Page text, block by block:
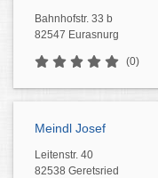
Bahnhofstr. 33 b
82547 Eurasnurg
(0)
Meindl Josef
Leitenstr. 40
82538 Geretsried